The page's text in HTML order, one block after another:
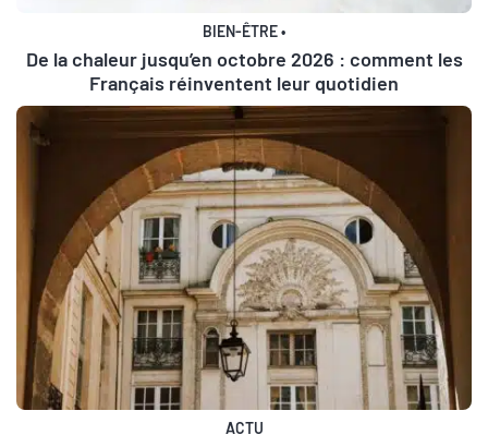
BIEN-ÊTRE•
De la chaleur jusqu’en octobre 2026 : comment les
Français réinventent leur quotidien
ACTU